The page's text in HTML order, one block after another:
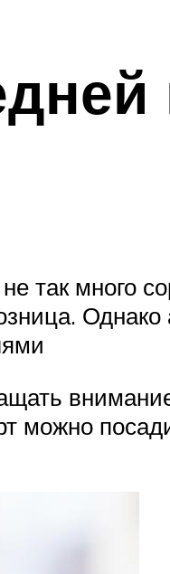
так много
Однако
можно